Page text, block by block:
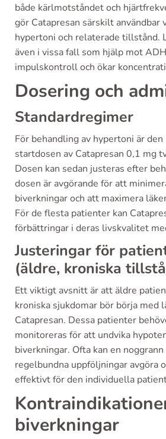
både kärlmotståndet och
gör Catapresan särskilt användbar
hypertoni och relaterade tillstånd.
även i vissa fall som hjälp mot
impulskontroll och ökar
Dosering och
Standardregimer
För behandling av hypertoni är
startdosen av Catapresan 0,1 mg
Dosen kan sedan justeras efter
dosen är avgörande för att
biverkningar och att maximera
För de flesta patienter kan
förbättringar i deras livskvalitet
Justeringar för
(äldre, kroniska
Ett viktigt avsnitt är att äldre
kroniska sjukdomar bör börja med
Catapresan. Dessa patienter
monitoreras för att undvika
biverkningar. Ofta kan en
regelbundna uppföljningar avgöra
effektivt för den individuella
biverkningar